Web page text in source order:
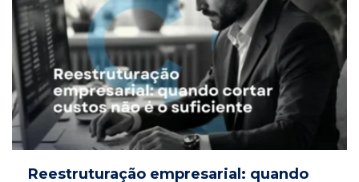
Reestruturação empresarial: quando